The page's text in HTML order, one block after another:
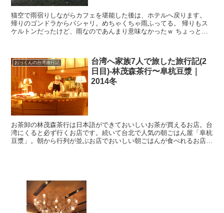
猫空で雨宿りしながらカフェを堪能した後は、ホテルへ戻ります。
帰りのゴンドラからパシャリ。めちゃくちゃ雨ふってる。 帰りもス
ケルトンだったけど、雨なのであんまり意味なかったｗ ちょっと小
おっくんの台湾旅行記
台湾へ家族7人で旅した旅行記(2
日目)-林茂森茶行〜阜杭豆漿｜
2014冬
お茶卸の林茂森茶行は日本語ができておいしいお茶が買えるお店。台
湾にくると必ず行くお店です。続いて台北で人気の朝ごはん屋「阜杭
豆漿」。朝から行列が並ぶお店でおいしい朝ごはんが食べれるお店に